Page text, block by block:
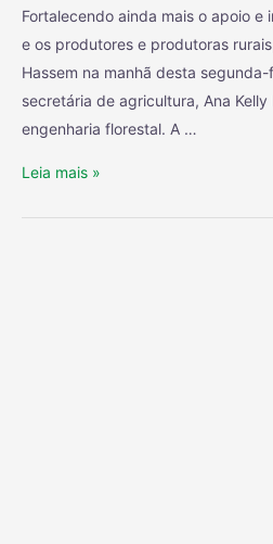
Fortalecendo ainda mais o apoio
e os produtores e produtoras
Hassem na manhã desta
secretária de agricultura, Ana
engenharia florestal. A …
Leia mais »